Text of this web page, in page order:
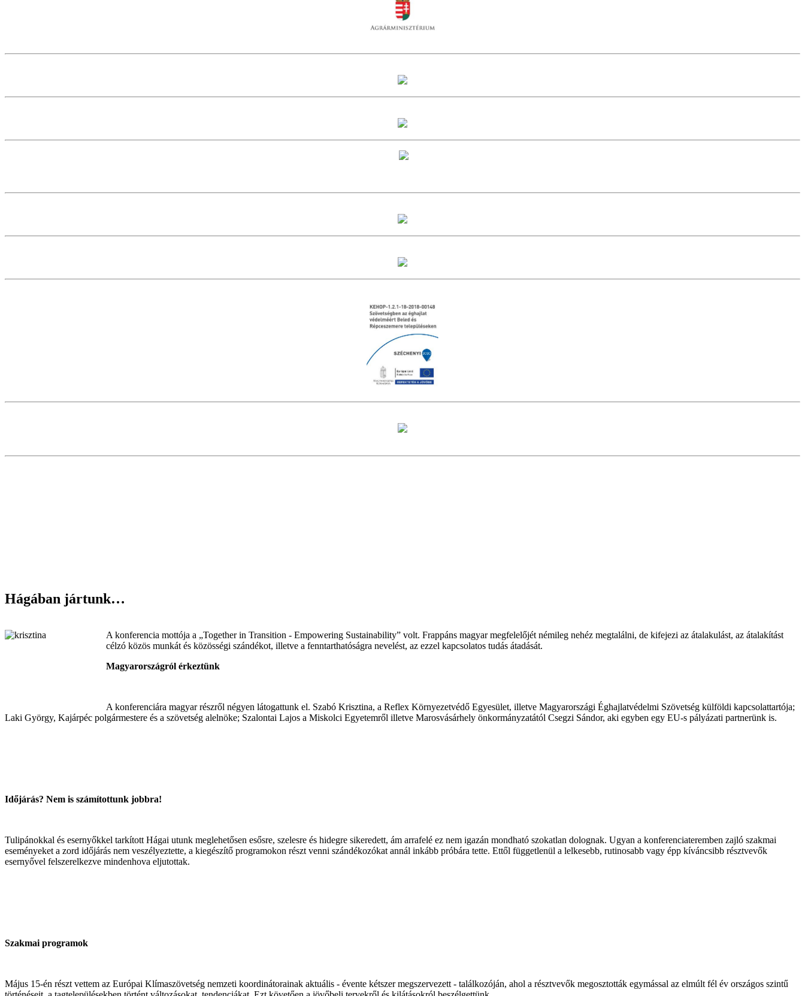
Hágában jártunk…
A konferencia mottója a „Together in Transition - Empowering Sustainability” volt. Frappáns magyar megfelelőjét némileg nehéz megtalálni, de kifejezi az átalakulást, az átalakítást
célzó közös munkát és közösségi szándékot, illetve a fenntarthatóságra nevelést, az ezzel kapcsolatos tudás átadását.
Magyarországról érkeztünk
A konferenciára magyar részről négyen látogattunk el. Szabó Krisztina, a Reflex Környezetvédő Egyesület, illetve Magyarországi Éghajlatvédelmi Szövetség külföldi kapcsolattartója;
Laki György, Kajárpéc polgármestere és a szövetség alelnöke; Szalontai Lajos a Miskolci Egyetemről illetve Marosvásárhely önkormányzatától Csegzi Sándor, aki egyben egy EU-s pályázati partnerünk is.
Időjárás? Nem is számítottunk jobbra!
Tulipánokkal és esernyőkkel tarkított Hágai utunk meglehetősen esősre, szelesre és hidegre sikeredett, ám arrafelé ez nem igazán mondható szokatlan dolognak. Ugyan a konferenciateremben zajló szakmai
eseményeket a zord időjárás nem veszélyeztette, a kiegészítő programokon részt venni szándékozókat annál inkább próbára tette. Ettől függetlenül a lelkesebb, rutinosabb vagy épp kíváncsibb résztvevők
esernyővel felszerelkezve mindenhova eljutottak.
Szakmai programok
Május 15-én részt vettem az Európai Klímaszövetség nemzeti koordinátorainak aktuális - évente kétszer megszervezett - találkozóján, ahol a résztvevők megosztották egymással az elmúlt fél év országos szintű